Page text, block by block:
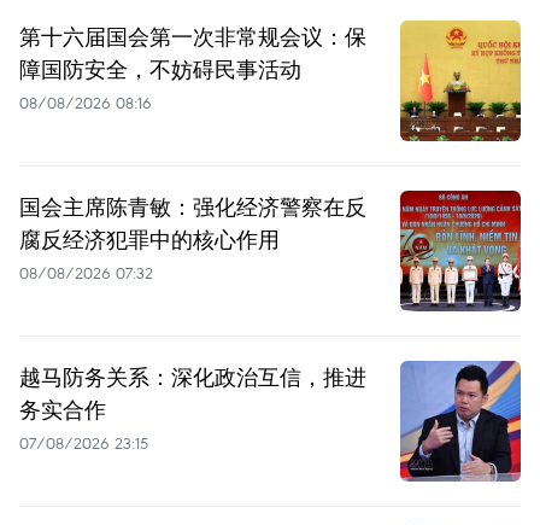
第十六届国会第一次非常规会议：保
障国防安全，不妨碍民事活动
08/08/2026 08:16
国会主席陈青敏：强化经济警察在反
腐反经济犯罪中的核心作用
08/08/2026 07:32
越马防务关系：深化政治互信，推进
务实合作
07/08/2026 23:15